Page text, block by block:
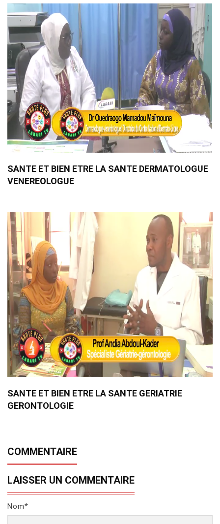
SANTE ET BIEN ETRE LA SANTE DERMATOLOGUE
VENEREOLOGUE
SANTE ET BIEN ETRE LA SANTE GERIATRIE
GERONTOLOGIE
COMMENTAIRE
LAISSER UN COMMENTAIRE
Nom*